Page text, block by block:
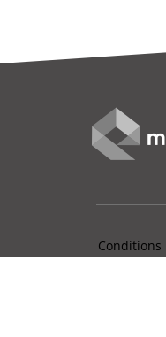
Conditions